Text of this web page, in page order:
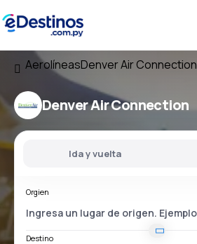
AerolíneasDenver Air Connection
Denver Air Connection
Ida y vuelta
Orgien
Destino